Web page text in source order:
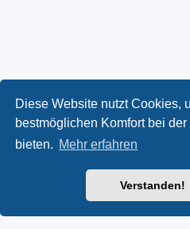
Diese Website nutzt Cookies,
bestmöglichen Komfort bei
bieten. Mehr erfahren
Verstanden!